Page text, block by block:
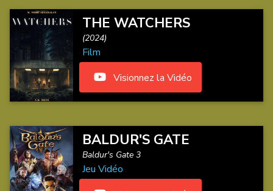
THE WATCHERS
(2024)
Film
Visionnez la Vidéo
BALDUR'S GATE
Baldur's Gate 3
Jeu Vidéo